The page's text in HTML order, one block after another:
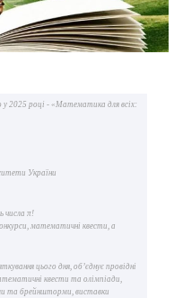
2025 році - «Математика для всіх:
України
числа π!
математичні квести, а
цього дня, обʼєднує провідні
квести та олімпіади,
та брейншторми, виставки